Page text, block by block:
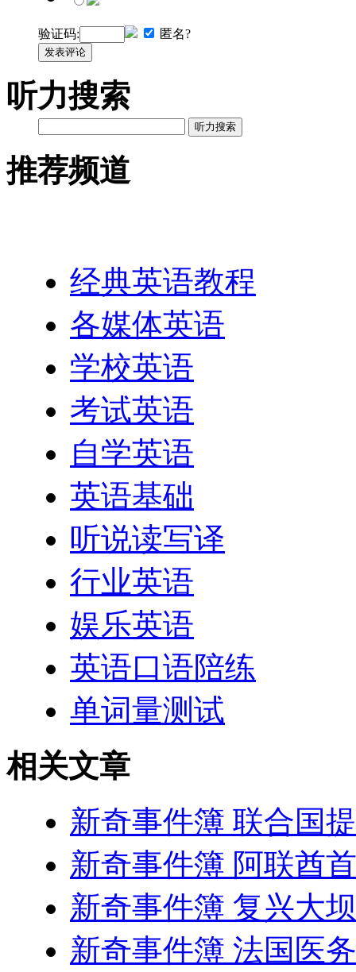
验证码: 匿名?
发表评论
听力搜索
听力搜索
推荐频道
经典英语教程
各媒体英语
学校英语
考试英语
自学英语
英语基础
听说读写译
行业英语
娱乐英语
英语口语陪练
单词量测试
相关文章
新奇事件簿 联合国
新奇事件簿 阿联酋
新奇事件簿 复兴大
新奇事件簿 法国医